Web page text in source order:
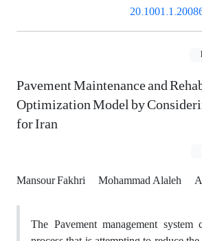
Pavement Maintenance and
Optimization Model by
for Iran
Mansour Fakhri Mohammad Alaleh
The Pavement management